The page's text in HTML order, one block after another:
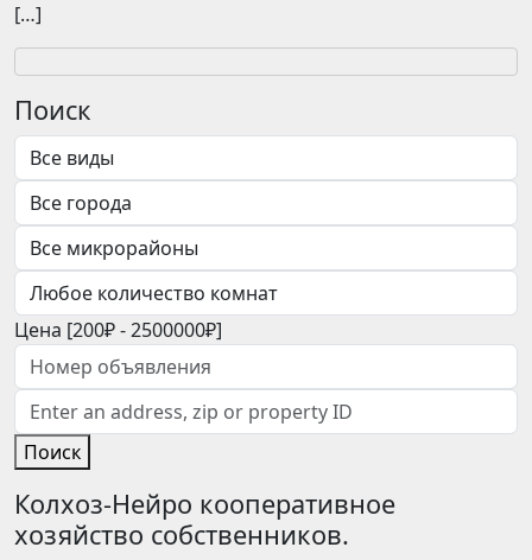
[…]
Поиск
Цена [200₽-2500000₽]
Поиск
Колхоз-Нейро кооперативное
хозяйство собственников.